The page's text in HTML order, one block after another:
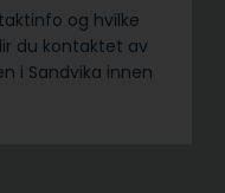
og hvilke
du kontaktet av
i Sandvika innen